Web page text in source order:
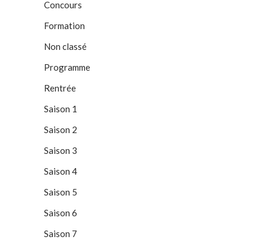
Concours
Formation
Non classé
Programme
Rentrée
Saison 1
Saison 2
Saison 3
Saison 4
Saison 5
Saison 6
Saison 7